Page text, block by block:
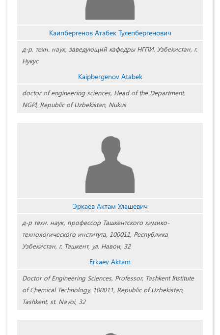
Каипбергенов Атабек Тулепбергенович
д-р. техн. наук, заведующий кафедры НГПИ, Узбекистан, г.
Нукус
Kaipbergenov Atabek
doctor of engineering sciences, Head of the Department,
NGPI, Republic of Uzbekistan, Nukus
Эркаев Актам Улашевич
д-р техн. наук, профессор Ташкентского химико-
технологического института, 100011, Республика
Узбекистан, г. Ташкент, ул. Навои, 32
Erkaev Aktam
Doctor of Engineering Sciences, Professor, Tashkent Institute
of Chemical Technology, 100011, Republic of Uzbekistan,
Tashkent, st. Navoi, 32